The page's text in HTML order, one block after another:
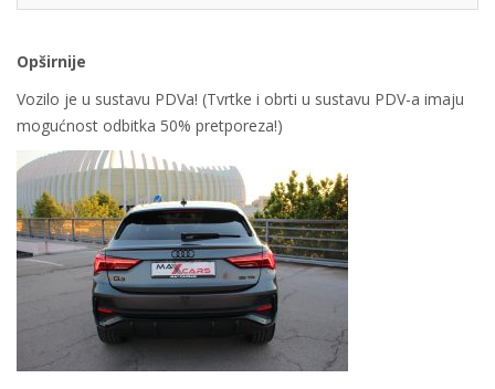
Opširnije
Vozilo je u sustavu PDVa! (Tvrtke i obrti u sustavu PDV-a imaju
mogućnost odbitka 50% pretporeza!)